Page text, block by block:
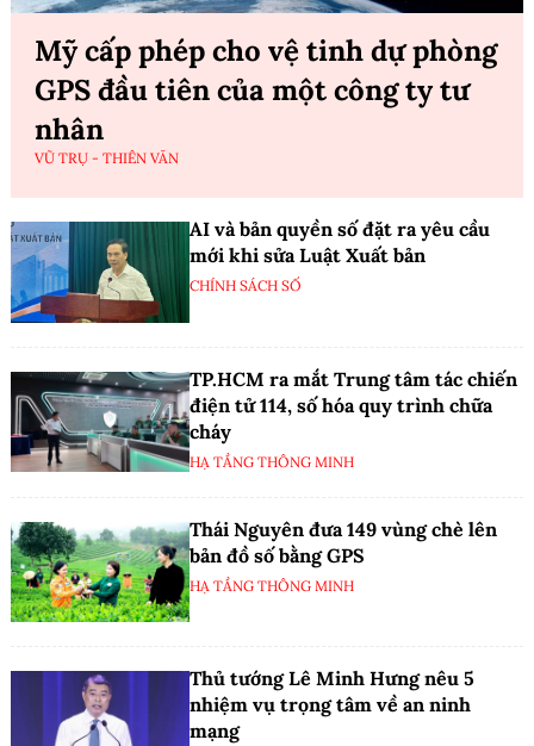
Mỹ cấp phép cho vệ tinh dự phòng
GPS đầu tiên của một công ty tư
nhân
VŨ TRỤ - THIÊN VĂN
AI và bản quyền số đặt ra yêu cầu
mới khi sửa Luật Xuất bản
CHÍNH SÁCH SỐ
TP.HCM ra mắt Trung tâm tác chiến
điện tử 114, số hóa quy trình chữa
cháy
HẠ TẦNG THÔNG MINH
Thái Nguyên đưa 149 vùng chè lên
bản đồ số bằng GPS
HẠ TẦNG THÔNG MINH
Thủ tướng Lê Minh Hưng nêu 5
nhiệm vụ trọng tâm về an ninh
mạng